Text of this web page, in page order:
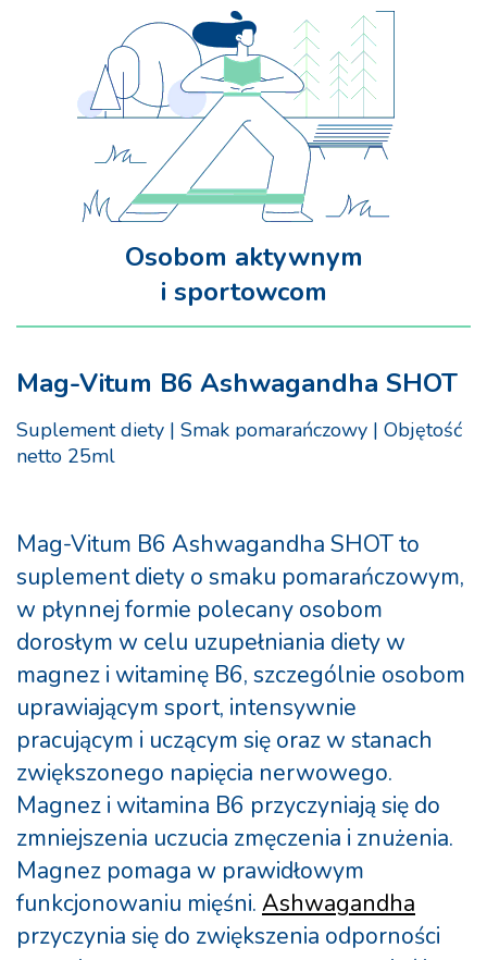
Osobom aktywnym
i sportowcom
Mag-Vitum B6 Ashwagandha SHOT
Suplement diety | Smak pomarańczowy | Objętość
netto 25ml
Mag-Vitum B6 Ashwagandha SHOT to
suplement diety o smaku pomarańczowym,
w płynnej formie polecany osobom
dorosłym w celu uzupełniania diety w
magnez i witaminę B6, szczególnie osobom
uprawiającym sport, intensywnie
pracującym i uczącym się oraz w stanach
zwiększonego napięcia nerwowego.
Magnez i witamina B6 przyczyniają się do
zmniejszenia uczucia zmęczenia i znużenia.
Magnez pomaga w prawidłowym
funkcjonowaniu mięśni. Ashwagandha
przyczynia się do zwiększenia odporności